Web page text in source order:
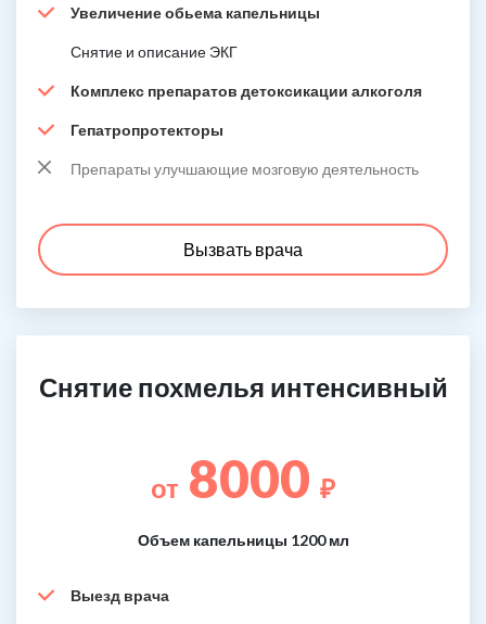
Увеличение обьема капельницы
Снятие и описание ЭКГ
Комплекс препаратов детоксикации алкоголя
Гепатропротекторы
Препараты улучшающие мозговую деятельность
Вызвать врача
Снятие похмелья интенсивный
от 8000 ₽
Объем капельницы 1200 мл
Выезд врача